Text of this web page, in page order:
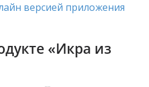
версией приложения
«Икра из